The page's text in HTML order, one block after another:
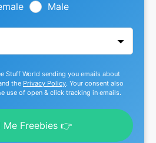
Male
Stuff World sending you emails about
the Privacy Policy. Your consent also
use of open & click tracking in emails.
Me Freebies 👉